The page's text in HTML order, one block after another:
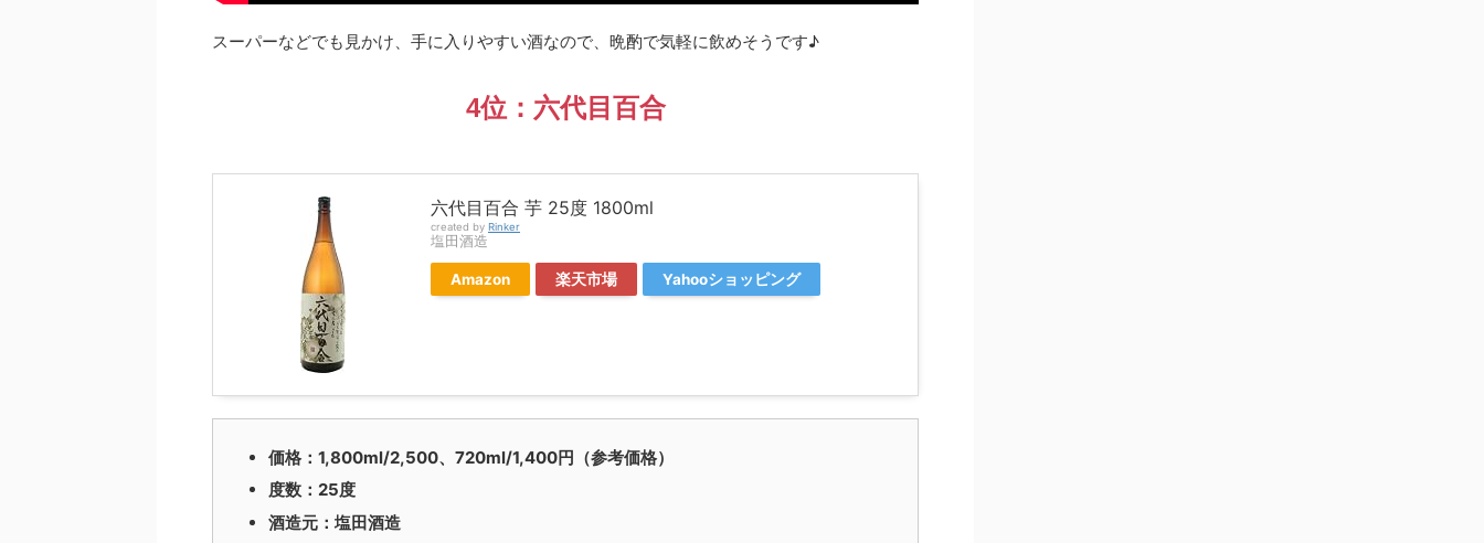
スーパーなどでも見かけ、手に入りやすい酒なので、晩酌で気軽に飲めそうです♪
4位：六代目百合
六代目百合 芋 25度 1800ml
created by Rinker
塩田酒造
Amazon 楽天市場 Yahooショッピング
価格：1,800ml/2,500、720ml/1,400円（参考価格）
度数：25度
酒造元：塩田酒造